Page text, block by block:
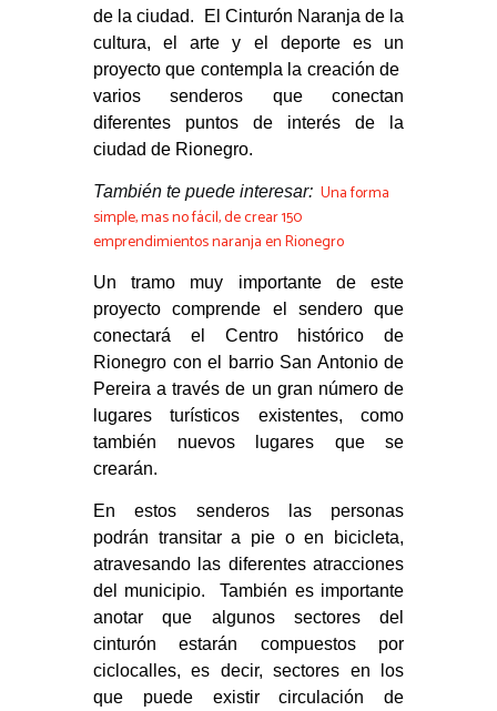
de la ciudad. El Cinturón Naranja de la
cultura, el arte y el deporte es un
proyecto que contempla la creación de
varios senderos que conectan
diferentes puntos de interés de la
ciudad de Rionegro.
También te puede interesar: Una forma
simple, mas no fácil, de crear 150
emprendimientos naranja en Rionegro
Un tramo muy importante de este
proyecto comprende el sendero que
conectará el Centro histórico de
Rionegro con el barrio San Antonio de
Pereira a través de un gran número de
lugares turísticos existentes, como
también nuevos lugares que se
crearán.
En estos senderos las personas
podrán transitar a pie o en bicicleta,
atravesando las diferentes atracciones
del municipio. También es importante
anotar que algunos sectores del
cinturón estarán compuestos por
ciclocalles, es decir, sectores en los
que puede existir circulación de